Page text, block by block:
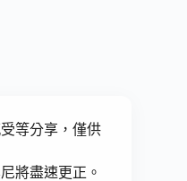
等分享，僅供
將盡速更正。